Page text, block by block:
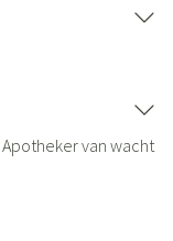
Apotheker van wacht